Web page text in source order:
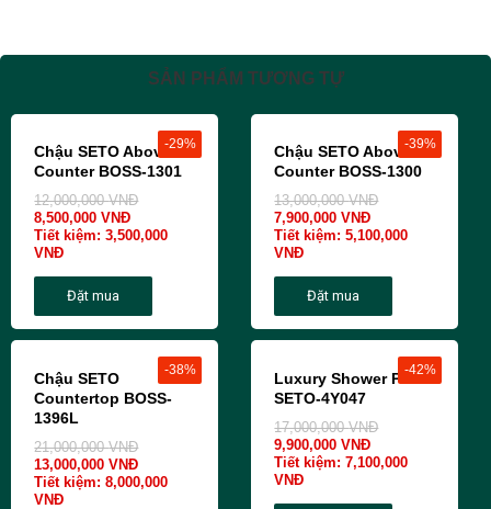
SẢN PHẨM TƯƠNG TỰ
-29%
Chậu SETO Above
Counter BOSS-1301
12,000,000VNĐ
8,500,000VNĐ
Tiết kiệm:3,500,000
VNĐ
Đặt mua
-39%
Chậu SETO Above
Counter BOSS-1300
13,000,000VNĐ
7,900,000VNĐ
Tiết kiệm:5,100,000
VNĐ
Đặt mua
-38%
Chậu SETO
Countertop BOSS-
1396L
21,000,000VNĐ
13,000,000VNĐ
Tiết kiệm:8,000,000
VNĐ
-42%
Luxury Shower Panel
SETO-4Y047
17,000,000VNĐ
9,900,000VNĐ
Tiết kiệm:7,100,000
VNĐ